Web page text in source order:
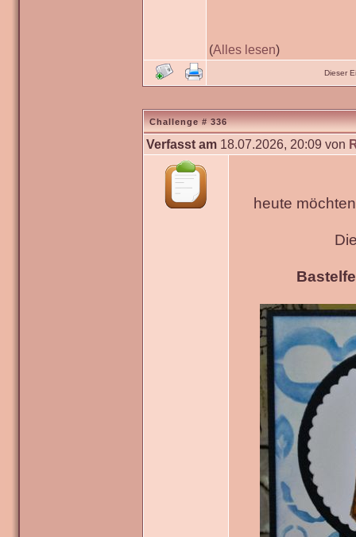
(Alles lesen)
Dieser
Challenge # 336
Verfasst am 18.07.2026, 20:09 von
heute